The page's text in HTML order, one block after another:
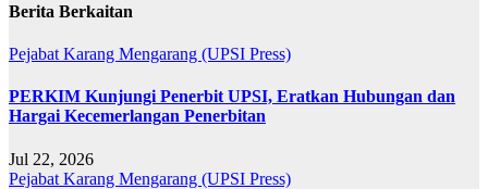
Berita Berkaitan
Pejabat Karang Mengarang (UPSI Press)
PERKIM Kunjungi Penerbit UPSI, Eratkan Hubungan dan
Hargai Kecemerlangan Penerbitan
Jul 22, 2026
Pejabat Karang Mengarang (UPSI Press)